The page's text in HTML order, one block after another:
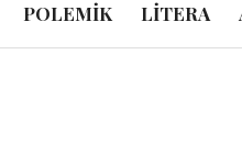
POLEMİK LİTERA